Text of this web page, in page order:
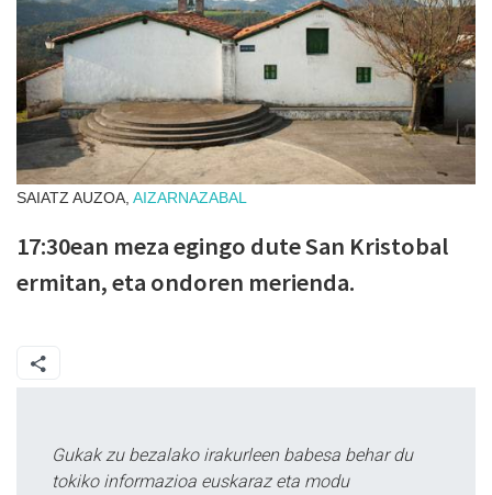
SAIATZ AUZOA, AIZARNAZABAL
17:30ean meza egingo dute San Kristobal
ermitan, eta ondoren merienda.
Gukak zu bezalako irakurleen babesa behar du
tokiko informazioa euskaraz eta modu